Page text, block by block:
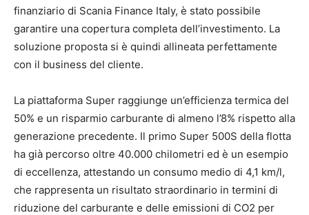
finanziario di Scania Finance Italy, è stato possibile
garantire una copertura completa dell’investimento. La
soluzione proposta si è quindi allineata perfettamente
con il business del cliente.
La piattaforma Super raggiunge un’efficienza termica del
50% e un risparmio carburante di almeno l’8% rispetto alla
generazione precedente. Il primo Super 500S della flotta
ha già percorso oltre 40.000 chilometri ed è un esempio
di eccellenza, attestando un consumo medio di 4,1 km/l,
che rappresenta un risultato straordinario in termini di
riduzione del carburante e delle emissioni di CO2 per